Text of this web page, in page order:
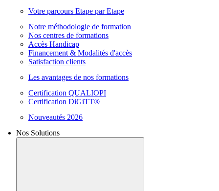
Votre parcours Etape par Etape
Notre méthodologie de formation
Nos centres de formations
Accès Handicap
Financement & Modalités d'accès
Satisfaction clients
Les avantages de nos formations
Certification QUALIOPI
Certification DiGiTT®
Nouveautés 2026
Nos Solutions